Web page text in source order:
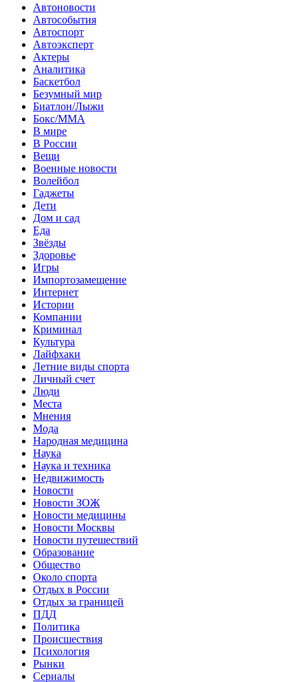
Автоновости
Автособытия
Автоспорт
Автоэксперт
Актеры
Аналитика
Баскетбол
Безумный мир
Биатлон/Лыжи
Бокс/MMA
В мире
В России
Вещи
Военные новости
Волейбол
Гаджеты
Дети
Дом и сад
Еда
Звёзды
Здоровье
Игры
Импортозамещение
Интернет
Истории
Компании
Криминал
Культура
Лайфхаки
Летние виды спорта
Личный счет
Люди
Места
Мнения
Мода
Народная медицина
Наука
Наука и техника
Недвижимость
Новости
Новости ЗОЖ
Новости медицины
Новости Москвы
Новости путешествий
Образование
Общество
Около спорта
Отдых в России
Отдых за границей
ПДД
Политика
Происшествия
Психология
Рынки
Сериалы